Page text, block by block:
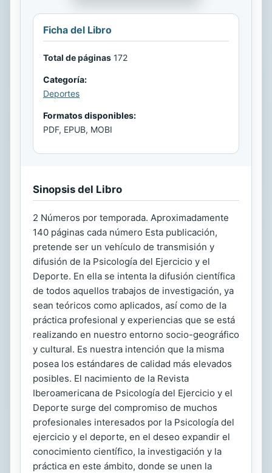
Ficha del Libro
Total de páginas 172
Categoría:
Deportes
Formatos disponibles:
PDF, EPUB, MOBI
Sinopsis del Libro
2 Números por temporada. Aproximadamente
140 páginas cada número Esta publicación,
pretende ser un vehículo de transmisión y
difusión de la Psicología del Ejercicio y el
Deporte. En ella se intenta la difusión científica
de todos aquellos trabajos de investigación, ya
sean teóricos como aplicados, así como de la
práctica profesional y experiencias que se está
realizando en nuestro entorno socio-geográfico
y cultural. Es nuestra intención que la misma
posea los estándares de calidad más elevados
posibles. El nacimiento de la Revista
Iberoamericana de Psicología del Ejercicio y el
Deporte surge del compromiso de muchos
profesionales interesados por la Psicología del
ejercicio y el deporte, en el deseo expandir el
conocimiento científico, la investigación y la
práctica en este ámbito, donde se unen la